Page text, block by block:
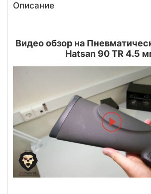
Описание
Видео обзор на
Hatsan 90 TR 4.5